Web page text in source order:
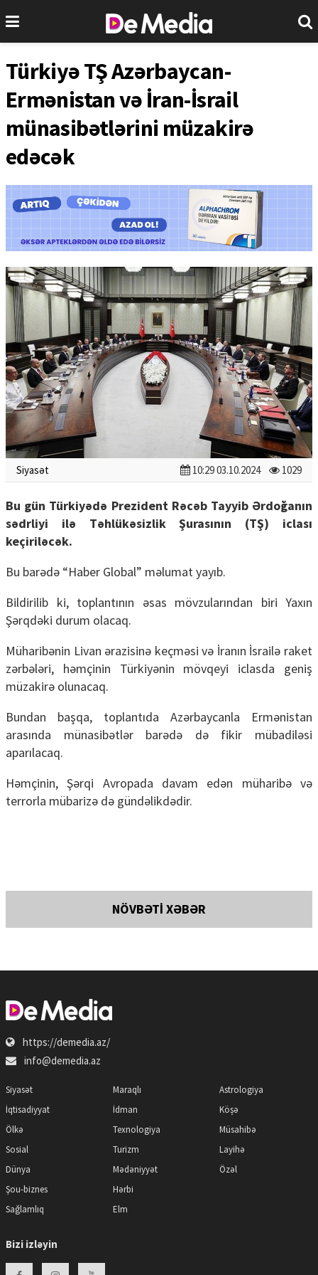
Türkiyə TŞ Azərbaycan-
Ermənistan və İran-İsrail
münasibətlərini müzakirə
edəcək
Siyasət 10:29 03.10.2024 1029
Bu gün Türkiyədə Prezident Rəcəb Tayyib Ərdoğanın
sədrliyi ilə Təhlükəsizlik Şurasının (TŞ) iclası
keçiriləcək.
Bu barədə “Haber Global” məlumat yayıb.
Bildirilib ki, toplantının əsas mövzularından biri Yaxın
Şərqdəki durum olacaq.
Müharibənin Livan ərazisinə keçməsi və İranın İsrailə raket
zərbələri, həmçinin Türkiyənin mövqeyi iclasda geniş
müzakirə olunacaq.
Bundan başqa, toplantıda Azərbaycanla Ermənistan
arasında münasibətlər barədə də fikir mübadiləsi
aparılacaq.
Həmçinin, Şərqi Avropada davam edən müharibə və
terrorla mübarizə də gündəlikdədir.
NÖVBƏTİ XƏBƏR
https://demedia.az/
info@demedia.az
Siyasət
İqtisadiyyat
Ölkə
Sosial
Dünya
Şou-biznes
Sağlamlıq
Maraqlı
İdman
Texnologiya
Turizm
Mədəniyyət
Hərbi
Elm
Astrologiya
Köşə
Müsahibə
Layihə
Özəl
Bizi izləyin